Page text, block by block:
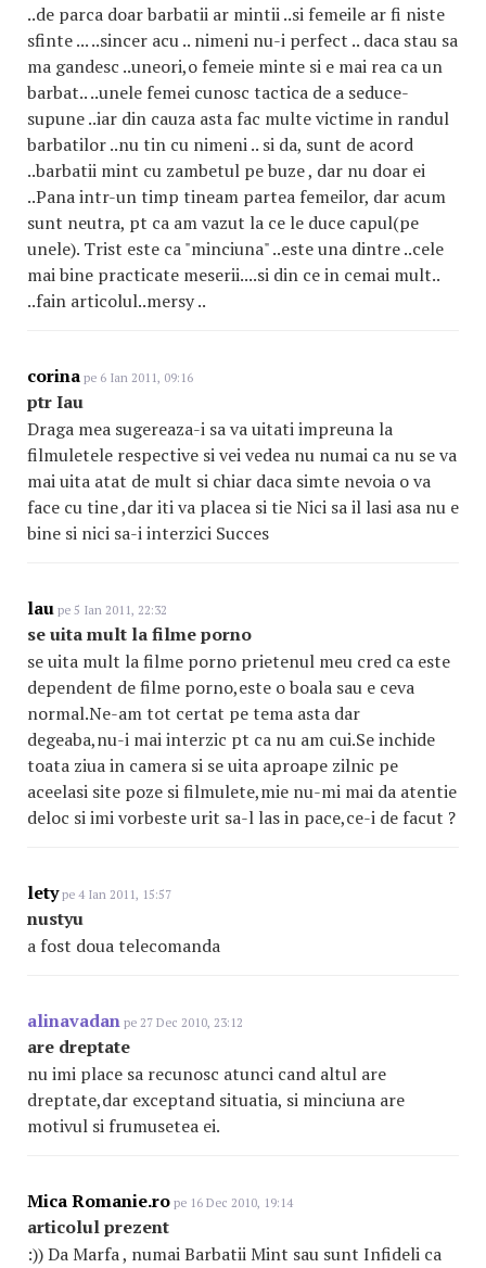
..de parca doar barbatii ar mintii ..si femeile ar fi niste
sfinte ... ..sincer acu .. nimeni nu-i perfect .. daca stau sa
ma gandesc ..uneori,o femeie minte si e mai rea ca un
barbat.. ..unele femei cunosc tactica de a seduce-
supune ..iar din cauza asta fac multe victime in randul
barbatilor ..nu tin cu nimeni .. si da, sunt de acord
..barbatii mint cu zambetul pe buze , dar nu doar ei
..Pana intr-un timp tineam partea femeilor, dar acum
sunt neutra, pt ca am vazut la ce le duce capul(pe
unele). Trist este ca "minciuna" ..este una dintre ..cele
mai bine practicate meserii....si din ce in cemai mult..
..fain articolul..mersy ..
corina pe 6 Ian 2011, 09:16
ptr Iau
Draga mea sugereaza-i sa va uitati impreuna la
filmuletele respective si vei vedea nu numai ca nu se va
mai uita atat de mult si chiar daca simte nevoia o va
face cu tine ,dar iti va placea si tie Nici sa il lasi asa nu e
bine si nici sa-i interzici Succes
lau pe 5 Ian 2011, 22:32
se uita mult la filme porno
se uita mult la filme porno prietenul meu cred ca este
dependent de filme porno,este o boala sau e ceva
normal.Ne-am tot certat pe tema asta dar
degeaba,nu-i mai interzic pt ca nu am cui.Se inchide
toata ziua in camera si se uita aproape zilnic pe
aceelasi site poze si filmulete,mie nu-mi mai da atentie
deloc si imi vorbeste urit sa-l las in pace,ce-i de facut ?
letype 4 Ian 2011, 15:57
nustyu
a fost doua telecomanda
alinavadan pe 27 Dec 2010, 23:12
are dreptate
nu imi place sa recunosc atunci cand altul are
dreptate,dar exceptand situatia, si minciuna are
motivul si frumusetea ei.
Mica Romanie.ro pe 16 Dec 2010, 19:14
articolul prezent
:)) Da Marfa , numai Barbatii Mint sau sunt Infideli ca